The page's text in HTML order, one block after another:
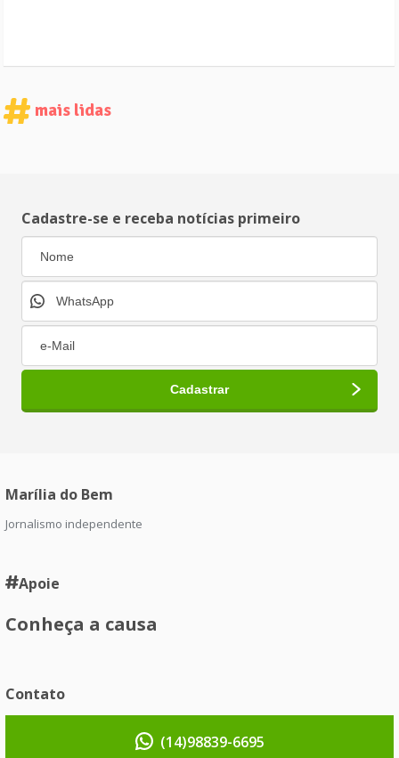
mais lidas
Cadastre-se e receba notícias primeiro
Marília do Bem
Jornalismo independente
Apoie
Conheça a causa
Contato
(14)98839-6695